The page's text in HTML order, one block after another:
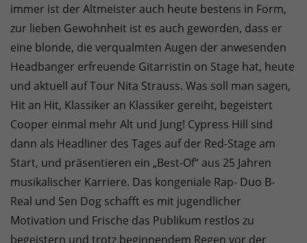
immer ist der Altmeister auch heute bestens in Form,
zur lieben Gewohnheit ist es auch geworden, dass er
eine blonde, die verqualmten Augen der anwesenden
Headbanger erfreuende Gitarristin on Stage hat, heute
und aktuell auf Tour Nita Strauss. Was soll man sagen,
Hit an Hit, Klassiker an Klassiker gereiht, begeistert
Cooper einmal mehr Alt und Jung! Cypress Hill sind
dann als Headliner des Tages auf der Red-Stage am
Start, und präsentieren ein „Best-Of“ aus 25 Jahren
musikalischer Karriere. Das kongeniale Rap- Duo B-
Real und Sen Dog schafft es mit jugendlicher
Motivation und Frische das Publikum restlos zu
begeistern und trotz beginnendem Regen vor der